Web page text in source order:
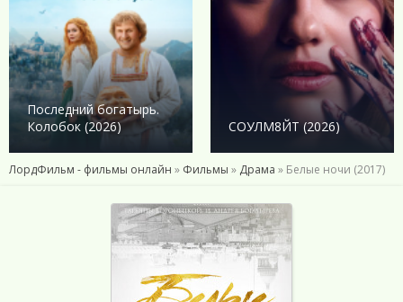
Последний богатырь.
Колобок (2026)
СОУЛМ8ЙТ (2026)
ЛордФильм - фильмы онлайн » Фильмы » Драма » Белые ночи (2017)